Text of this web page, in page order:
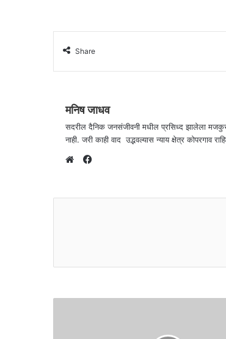
Share
मनिष जाधव
सदरील दैनिक जनसंजीवनी मधील प्रसिध्द झालेला
नाही. जरी काही वाद उद्भवल्यास न्याय क्षेत्र